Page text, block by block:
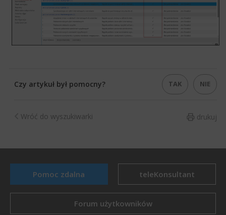
Czy artykuł był pomocny? TAK NIE
drukuj
Wróć do wyszukiwarki
Pomoc zdalna teleKonsultant
Forum użytkowników